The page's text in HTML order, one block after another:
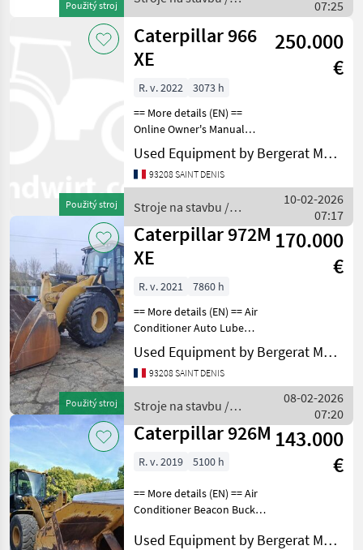
Použitý stroj
Caterpillar
07:25
Použitý stroj
Caterpillar 966
XE
250.000
€
R. v. 2022
3073 h
== More details (EN) ==
Online Owner's Manual
Stroje na stavbu Čelný
nakladač
Used Equipment by Bergerat Monnoyeur
93208 SAINT DENIS
Stroje na stavbu /
Caterpillar
10-02-2026
07:17
Použitý stroj
Caterpillar 972M
XE
170.000
€
R. v. 2021
7860 h
== More details (EN) == Air
Conditioner Auto Lube
Beacon Boom, GP Bucket
Counterweight Differential
Lock Differential Type - Slip
Mirrors
Used Equipment by Bergerat Monnoyeur
93208 SAINT DENIS
Stroje na stavbu /
Caterpillar
08-02-2026
07:20
Caterpillar 926M143.000
€
R. v. 2019 5100 h
== More details (EN) == Air
Conditioner Beacon Bucket
Mirrors Online Owner's
Used Equipment by Bergerat Monnoyeur